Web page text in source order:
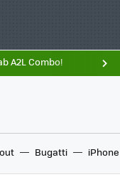
A2L Combo!
Bugatti iPhone